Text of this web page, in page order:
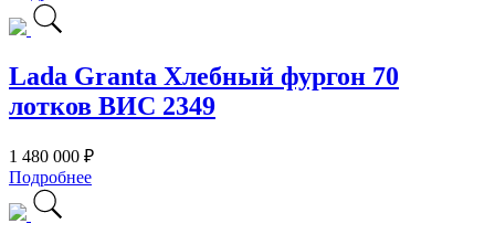
Lada Granta Хлебный фургон 70
лотков ВИС 2349
1 480 000 ₽
Подробнее